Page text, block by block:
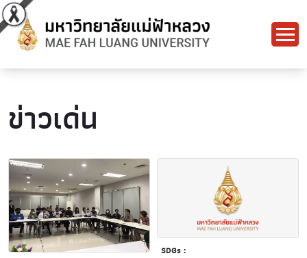
ข่าวเด่น
SDGs :